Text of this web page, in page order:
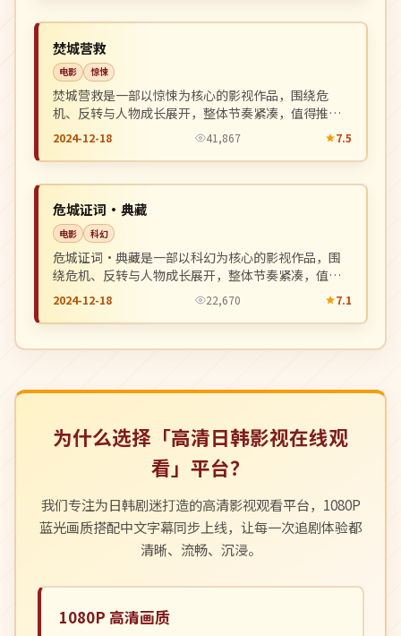
中国
焚城营救
电影 惊悚
焚城营救是一部以惊悚为核心的影视作品，围绕危
机、反转与人物成长展开，整体节奏紧凑，值得推荐
观看。
2024-12-18 41,867 7.5
中国
危城证词·典藏
电影 科幻
危城证词·典藏是一部以科幻为核心的影视作品，围
绕危机、反转与人物成长展开，整体节奏紧凑，值得
推荐观看。
2024-12-18 22,670 7.1
为什么选择「高清日韩影视在线观
看」平台？
我们专注为日韩剧迷打造的高清影视观看平台，1080P
蓝光画质搭配中文字幕同步上线，让每一次追剧体验都
清晰、流畅、沉浸。
1080P 高清画质